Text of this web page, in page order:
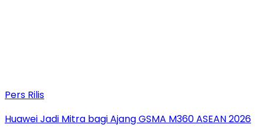
Pers Rilis
Huawei Jadi Mitra bagi Ajang GSMA M360 ASEAN 2026